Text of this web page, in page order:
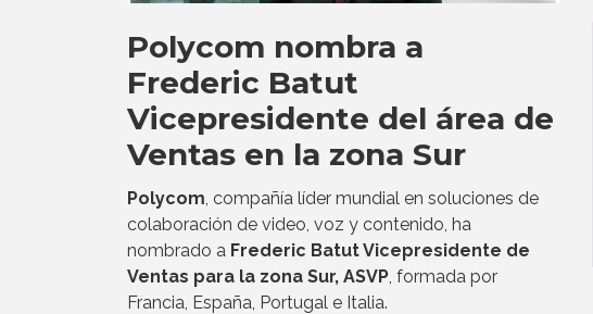
Polycom nombra a
Frederic Batut
Vicepresidente del área de
Ventas en la zona Sur
Polycom, compañía líder mundial en soluciones de
colaboración de video, voz y contenido, ha
nombrado a Frederic Batut Vicepresidente de
Ventas para la zona Sur, ASVP, formada por
Francia, España, Portugal e Italia.